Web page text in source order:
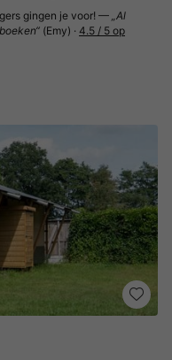
gingen je voor! — „Al
(Emy) · 4.5 / 5 op